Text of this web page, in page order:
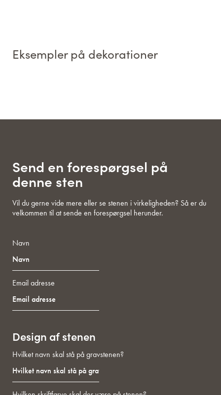
Eksempler på dekorationer
Send en forespørgsel på
denne sten
Vil du gerne vide mere eller se stenen i virkeligheden? Så er du
velkommen til at sende en forespørgsel herunder.
Navn
Email adresse
Design af stenen
Hvilket navn skal stå på gravstenen?